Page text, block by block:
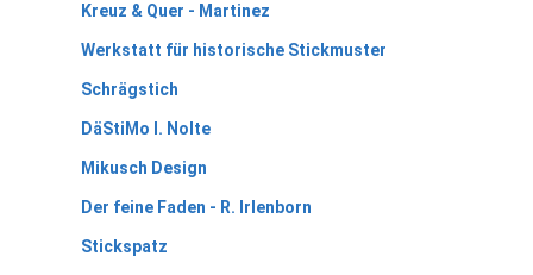
Kreuz & Quer - Martinez
Werkstatt für historische Stickmuster
Schrägstich
DäStiMo I. Nolte
Mikusch Design
Der feine Faden - R. Irlenborn
Stickspatz